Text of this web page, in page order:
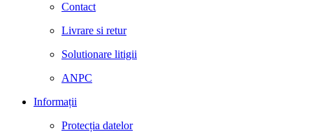
Contact
Livrare si retur
Solutionare litigii
ANPC
Informații
Protecția datelor